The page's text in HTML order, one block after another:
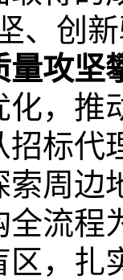
、创
量攻坚
化，推
招标代
索周边
全流程
区，扎